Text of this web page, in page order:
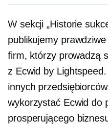
W sekcji „Historie
publikujemy
firm, którzy prowadzą
z Ecwid by
innych
wykorzystać Ecwid do
prosperującego